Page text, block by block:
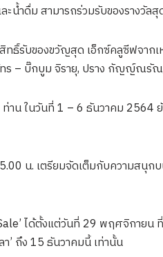
ำดื่ม สามารถร่วมรับของรางวัลสุ
รับของขวัญสุด เอ็กซ์คลูซีฟจาก
บิ๊กบูม จิรายุ, ปราง กัญญ์ณรัณ,
น ในวันที่ 1 – 6 ธันวาคม 2564
น. เตรียมจัดเต็มกับความสนุก
ได้ตั้งแต่วันที่ 29 พฤศจิกายน
’ ถึง 15 ธันวาคมนี้ เท่านั้น